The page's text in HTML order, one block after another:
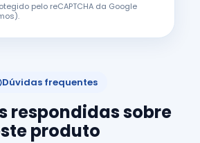
pelo reCAPTCHA da Google
).
Dúvidas frequentes
respondidas sobre
produto